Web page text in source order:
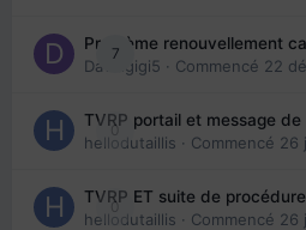
7
Problème renouvellement
Davidgigi5 · Commencé 22
0
TVRP portail et message
hellodutaillis · Commencé 26
0
TVRP ET suite de
hellodutaillis · Commencé 26